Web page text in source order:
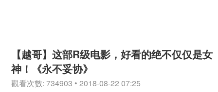
【越哥】这部R级电影，好看的绝不仅仅是女
神！《永不妥协》
觀看次數: 734903 • 2018-08-22 07:25